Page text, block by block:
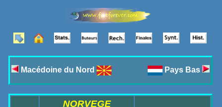
Macédoine du Nord Pays Bas
NORVEGE